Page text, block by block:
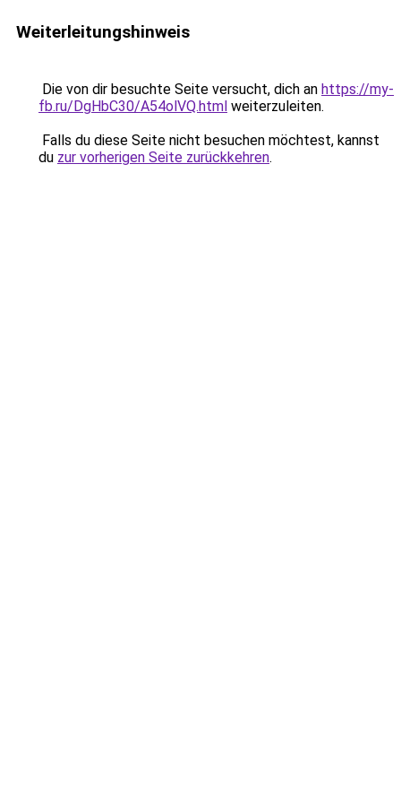
Weiterleitungshinweis
Die von dir besuchte Seite versucht, dich an https://my-
fb.ru/DgHbC30/A54olVQ.html weiterzuleiten.
Falls du diese Seite nicht besuchen möchtest, kannst
du zur vorherigen Seite zurückkehren.